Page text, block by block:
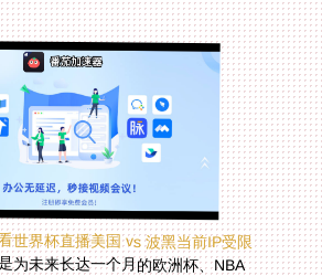
世界杯直播美国 vs 波黑当前IP受限
为未来长达一个月的欧洲杯、NBA
，一套可靠的网络接入方案都是海外
打破的不仅是地理限制，更是一种文
悉的解说声再次在异国他乡的房间里
的热血与共鸣，便完成了最温暖的归
么看欧洲杯、世界杯，将不再是一个
是又一个值得期待的、与同胞同频共